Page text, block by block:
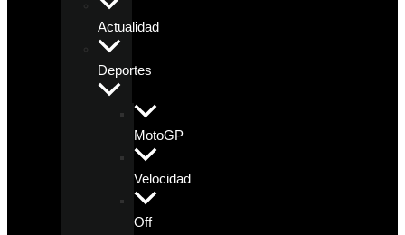
Actualidad
Deportes
MotoGP
Velocidad
Off